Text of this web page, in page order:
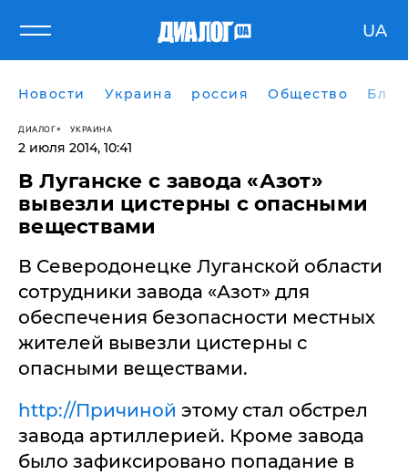
UA
Новости Украина россия Общество
ДИАЛОГ УКРАИНА
2 июля 2014, 10:41
В Луганске с завода «Азот»
вывезли цистерны с опасными
веществами
В Северодонецке Луганской области
сотрудники завода «Азот» для
обеспечения безопасности местных
жителей вывезли цистерны с
опасными веществами.
http://Причиной этому стал обстрел
завода артиллерией. Кроме завода
было зафиксировано попадание в